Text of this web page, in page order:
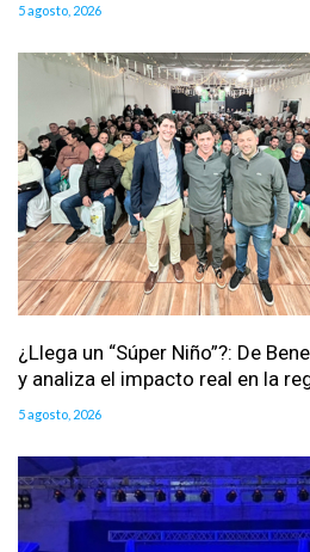
5 agosto, 2026
¿Llega un “Súper Niño”?: De
y analiza el impacto real en la
5 agosto, 2026